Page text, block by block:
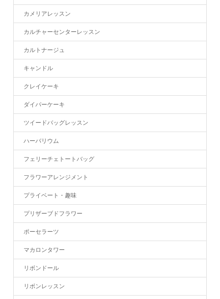
カメリアレッスン
カルチャーセンターレッスン
カルトナージュ
キャンドル
クレイケーキ
ダイパーケーキ
ツイードバッグレッスン
ハーバリウム
フェリーチェトートバッグ
フラワーアレンジメント
プライベート・趣味
プリザーブドフラワー
ポーセラーツ
マカロンタワー
リボンドール
リボンレッスン